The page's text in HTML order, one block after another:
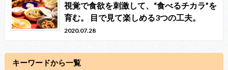
視覚で食欲を刺激して、“食べるチカラ”を
育む。 目で見て楽しめる3つの工夫。
2020.07.28
キーワードから一覧